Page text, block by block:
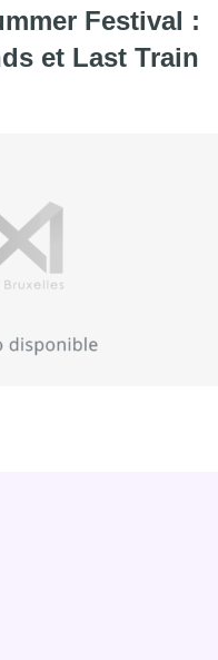
Festival :
et Last Train
au Brussels Summer